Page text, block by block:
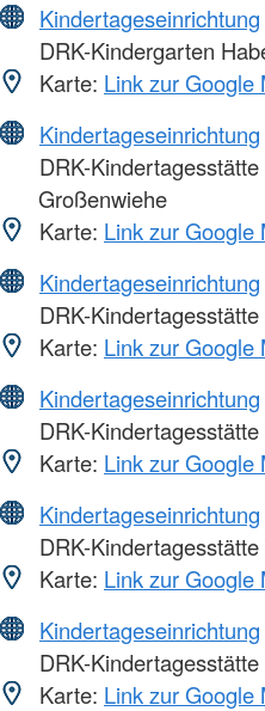
Kindertageseinrichtung
DRK-Kindergarten
Karte: Link zur Google
Kindertageseinrichtung
DRK-
Großenwiehe
Karte: Link zur Google
Kindertageseinrichtung
DRK-
Karte: Link zur Google
Kindertageseinrichtung
DRK-
Karte: Link zur Google
Kindertageseinrichtung
DRK-Kindertagesstätte
Karte: Link zur Google
Kindertageseinrichtung
DRK-
Karte: Link zur Google